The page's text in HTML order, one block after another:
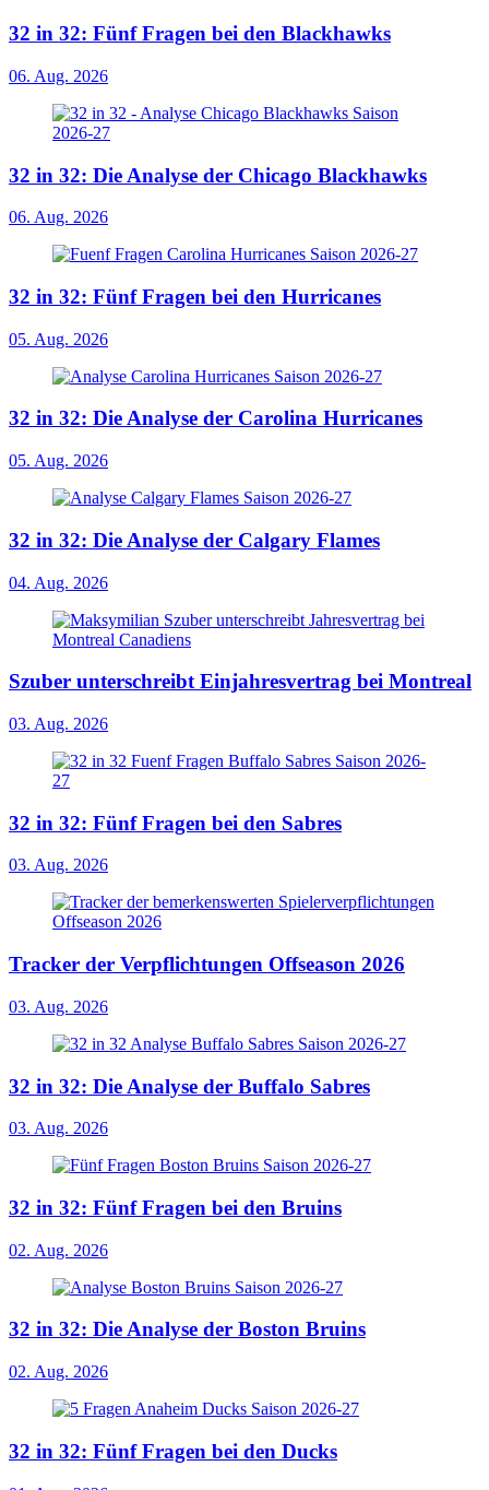
32 in 32: Fünf Fragen bei den Blackhawks
06. Aug. 2026
32 in 32: Die Analyse der Chicago Blackhawks
06. Aug. 2026
32 in 32: Fünf Fragen bei den Hurricanes
05. Aug. 2026
32 in 32: Die Analyse der Carolina Hurricanes
05. Aug. 2026
32 in 32: Die Analyse der Calgary Flames
04. Aug. 2026
Szuber unterschreibt Einjahresvertrag bei Montreal
03. Aug. 2026
32 in 32: Fünf Fragen bei den Sabres
03. Aug. 2026
Tracker der Verpflichtungen Offseason 2026
03. Aug. 2026
32 in 32: Die Analyse der Buffalo Sabres
03. Aug. 2026
32 in 32: Fünf Fragen bei den Bruins
02. Aug. 2026
32 in 32: Die Analyse der Boston Bruins
02. Aug. 2026
32 in 32: Fünf Fragen bei den Ducks